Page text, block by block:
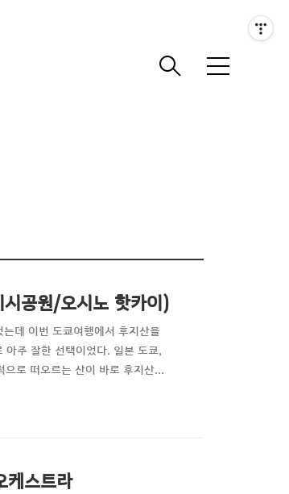
메
공원/오시노 핫카이)
데 이번 도쿄여행에서 후지산을
주 잘한 선택이었다. 일본 도쿄,
로 떠오르는 산이 바로 후지산이
하더라...)까지 올라간 후 정상
스트라